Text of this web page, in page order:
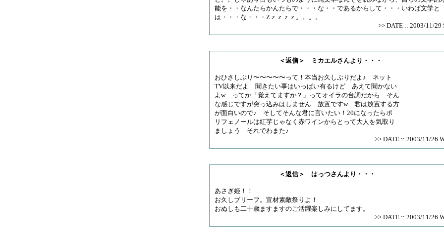
能を・・なんたらかんたらで・・・な・・であるからして・・・いわば文学と
は・・・な・・・Zｚｚｚｚ。。。。
>> DATE :: 2003/11/29
＜返信＞ ミカエルさんより・・・
おひさしぶり〜〜〜〜〜って！本当お久しぶりだよ♪ ネット
TV以来だよ 聞きたい事はいっぱい有るけど あえて聞かない
よw ってか「覚えてますか？」ってオイラの台詞だから そん
な感じですが突っ込みはしません 放置ですw 君は放置する方
が面白いので♪ そしてそんな君に言いたい！20になったらポ
リフェノールは紅芋じゃなく赤ワインからとって大人を気取り
ましょう それでわまた♪
>> DATE :: 2003/11/26
＜返信＞ はっつさんより・・・
あさぎ姫！！
お久しブリーフ。宣材素敵祭りよ！
おぬしも二十歳ますますのご活躍楽しみにしてます。
>> DATE :: 2003/11/26